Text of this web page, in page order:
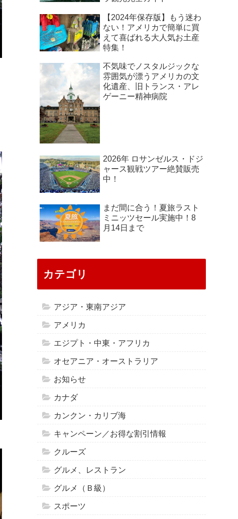
【2024年保存版】もう迷わ
ない！アメリカで簡単に買
えて喜ばれる大人気お土産
特集！
不気味でノスタルジックな
雰囲気が漂うアメリカの文
化遺産、旧トランス・アレ
ゲーニー精神病院
2026年 ロサンゼルス・ドジ
ャース観戦ツアー絶賛販売
中！
まだ間に合う！夏旅ラスト
ミニッツセール実施中！8
月14日まで
カテゴリ
アジア・東南アジア
アメリカ
エジプト・中東・アフリカ
オセアニア・オーストラリア
お知らせ
カナダ
カンクン・カリブ海
キャンペーン／お得な割引情報
クルーズ
グルメ、レストラン
グルメ（Ｂ級）
スポーツ